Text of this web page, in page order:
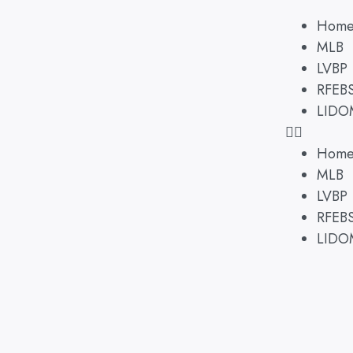
Home
MLB
LVBP
Home
MLB
LVBP